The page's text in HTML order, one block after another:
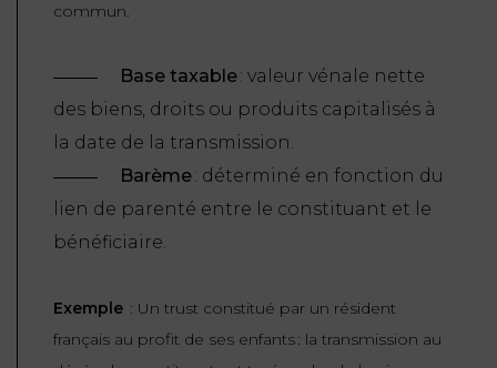
PRÉJUDICE
CORPOREL
HAUSSMANN
DROIT
DU
TOURISME
PRÉJUDICE
CORPOREL
commun.
Base taxable: valeur vénale nette
des biens, droits ou produits capitalisés à
la date de la transmission.
Barème: déterminé en fonction du
lien de parenté entre le constituant et le
bénéficiaire.
Exemple : Un trust constitué par un résident
français au profit de ses enfants : la transmission au